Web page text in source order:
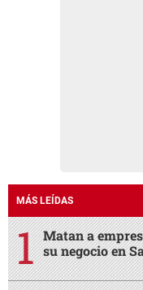
MÁS LEÍDAS
Matan a
su negocio en